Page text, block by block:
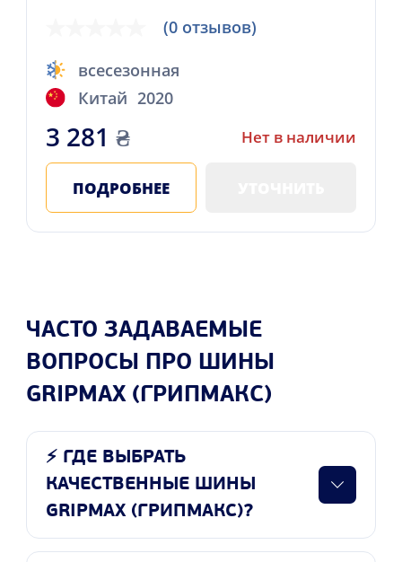
(0 отзывов)
всесезонная
Китай 2020
3 281 ₴ Нет в наличии
ПОДРОБНЕЕ
ЧАСТО ЗАДАВАЕМЫЕ
ВОПРОСЫ ПРО ШИНЫ
GRIPMAX (ГРИПМАКС)
⚡ ГДЕ ВЫБРАТЬ
КАЧЕСТВЕННЫЕ ШИНЫ
GRIPMAX (ГРИПМАКС)?